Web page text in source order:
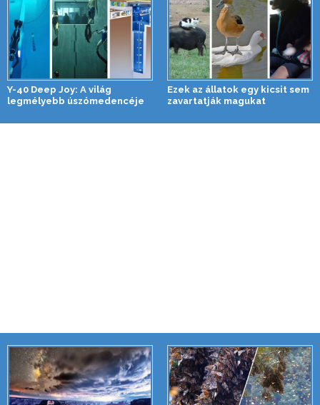
Y-40 Deep Joy: A világ
legmélyebb úszómedencéje
Ezek az állatok egy kicsit sem
zavartatják magukat